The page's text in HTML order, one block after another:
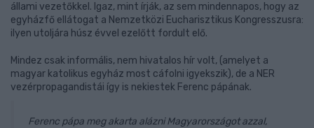
állami vezetőkkel. Igaz, mint írják, az sem mindennapos, hogy az
egyházfő ellátogat a Nemzetközi Eucharisztikus Kongresszusra:
ilyen utoljára húsz évvel ezelőtt fordult elő.
Mindez csak informális, nem hivatalos hír volt, (amelyet a
magyar katolikus egyház most cáfolni igyekszik), de a NER
vezérpropagandistái így is nekiestek Ferenc pápának.
Ferenc pápa meg akarta alázni Magyarországot azzal,